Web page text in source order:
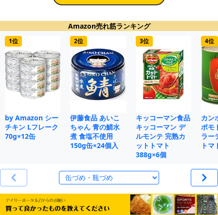
Amazon売れ筋ランキング
1位
by Amazon シー
チキン Lフレーク
70g×12缶
2位
伊藤食品 あいこ
ちゃん 青の鯖水
煮 食塩不使用
150g缶×24個入
3位
キッコーマン食品
キッコーマン デ
ルモンテ 完熟カ
ットトマト
388g×6個
4位
カン
ポモ
ラー
ト